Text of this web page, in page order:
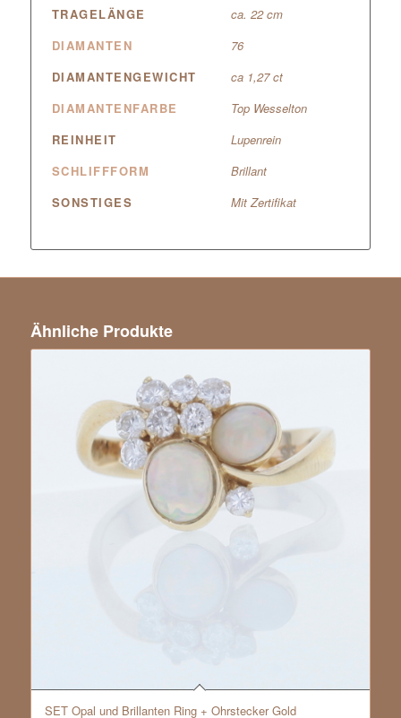
TRAGELÄNGE
ca. 22 cm
DIAMANTEN
76
DIAMANTENGEWICHT
ca 1,27 ct
DIAMANTENFARBE
Top Wesselton
REINHEIT
Lupenrein
SCHLIFFFORM
Brillant
SONSTIGES
Mit Zertifikat
Ähnliche Produkte
SET Opal und Brillanten Ring + Ohrstecker Gold